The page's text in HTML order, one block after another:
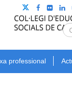
professional